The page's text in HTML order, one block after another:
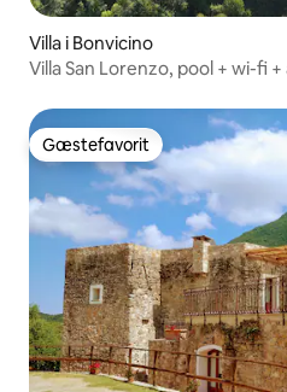
Villa i Bonvicino
Villa San Lorenzo, pool + wi-fi
Gæstefavorit
Gæstefavorit